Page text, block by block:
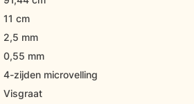
11 cm
2,5 mm
0,55 mm
4-zijden microvelling
Visgraat